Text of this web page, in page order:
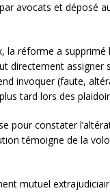
avocats et déposé
la réforme a
directement assigner
invoquer (faute,
tard lors des
pour constater
témoigne de la
mutuel